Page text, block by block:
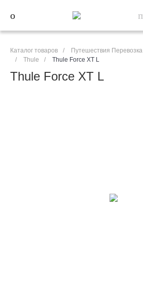
Каталог товаров / Путешествия Перевозка
/
Thule / Thule Force XT L
Thule Force XT L